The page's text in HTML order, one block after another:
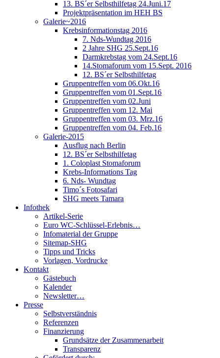
13. BS´er Selbsthilfetag 24.Juni.17
Projektpräsentation im HEH BS
Galerie~2016
Krebsinformationstag 2016
7. Nds-Wundtag 2016
2 Jahre SHG 25.Sept.16
Darmkrebstag vom 24.Sept.16
14.Stomaforum vom 15.Sept. 2016
12. BS´er Selbsthilfetag
Gruppentreffen vom 06.Okt.16
Gruppentreffen vom 01.Sept.16
Gruppentreffen vom 02.Juni
Gruppentreffen vom 12. Mai
Gruppentreffen vom 03. Mrz.16
Gruppentreffen vom 04. Feb.16
Galerie-2015
Ausflug nach Berlin
12. BS´er Selbsthilfetag
1. Coloplast Stomaforum
Krebs-Informations Tag
6. Nds- Wundtag
Timo´s Fotosafari
SHG meets Tamara
Infothek
Artikel-Serie
Euro WC-Schlüssel-Erlebnis…
Infomaterial der Gruppe
Sitemap-SHG
Tipps und Tricks
Vorlagen, Vordrucke
Kontakt
Gästebuch
Kalender
Newsletter…
Presse
Selbstverständnis
Referenzen
Finanzierung
Grundsätze der Zusammenarbeit
Transparenz